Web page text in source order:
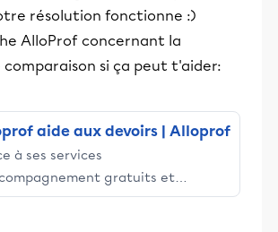
résolution fonctionne :)
AlloProf concernant la
si ça peut t'aider:
aide aux devoirs | Alloprof
à ses services
gratuits et
Alloprof engage les élèves